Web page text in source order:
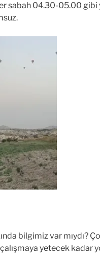
sabah 04.30-05.00 gibi
bilgimiz var mıydı?
yetecek kadar